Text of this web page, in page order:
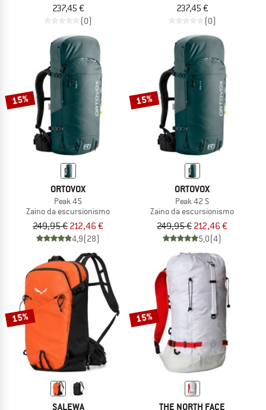
237,45 €
(0)
237,45 €
(0)
15%
ORTOVOX
Peak 45
Zaino da escursionismo
249,95 € 212,46 €
4,9(28)
15%
ORTOVOX
Peak 42 S
Zaino da escursionismo
249,95 € 212,46 €
5,0(4)
15%
SALEWA
15%
THE NORTH FACE